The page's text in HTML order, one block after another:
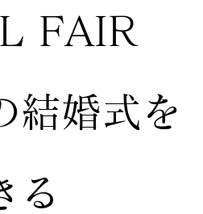
FAIR
結婚式を
る